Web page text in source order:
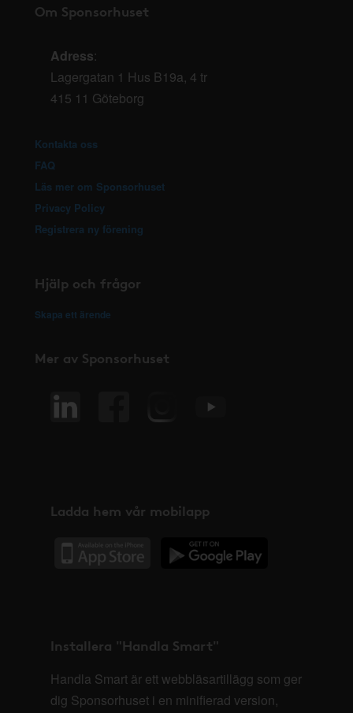
Om Sponsorhuset
Adress:
Lagergatan 1 Hus B19a, 4 tr
415 11 Göteborg
Kontakta oss
FAQ
Läs mer om Sponsorhuset
Privacy Policy
Registrera ny förening
Hjälp och frågor
Skapa ett ärende
Mer av Sponsorhuset
Ladda hem vår mobilapp
Installera "Handla Smart"
Handla Smart är ett webbläsartillägg som ger
dig Sponsorhuset i en minifierad version,